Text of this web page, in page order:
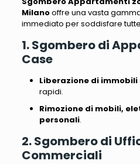
Milanooffre una vasta
immediato per soddisfare
1. Sgombero di
Case
Liberazione di
rapidi.
Rimozione di mobili,
personali.
2. Sgombero di
Commerciali